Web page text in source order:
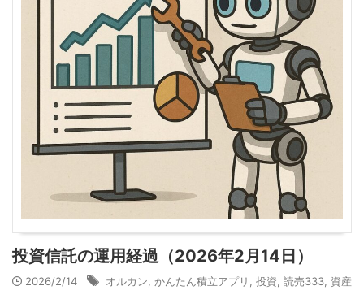
投資信託の運用経過（2026年2月14日）
2026/2/14 オルカン かんたん積立アプリ 投資 読売333 資産